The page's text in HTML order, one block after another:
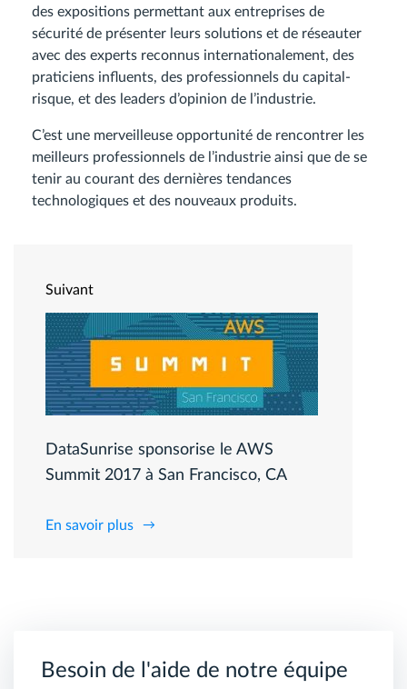
des expositions permettant aux entreprises de
sécurité de présenter leurs solutions et de réseauter
avec des experts reconnus internationalement, des
praticiens influents, des professionnels du capital-
risque, et des leaders d’opinion de l’industrie.
C’est une merveilleuse opportunité de rencontrer les
meilleurs professionnels de l’industrie ainsi que de se
tenir au courant des dernières tendances
technologiques et des nouveaux produits.
Suivant
DataSunrise sponsorise le AWS
Summit 2017 à San Francisco, CA
En savoir plus
Besoin de l'aide de notre équipe